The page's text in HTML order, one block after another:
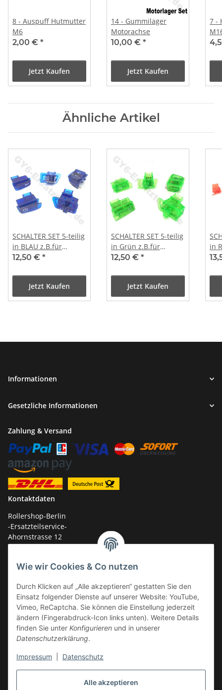
Alle akzeptieren
Wie wir Cookies & Co nutzen
Durch Klicken auf „Alle akzeptieren“ gestatten Sie den
Einsatz folgender Dienste auf unserer Website: YouTube,
Vimeo, ReCaptcha. Sie können die Einstellung jederzeit
ändern (Fingerabdruck-Icon links unten). Weitere Details
finden Sie unter Konfigurieren und in unserer
Datenschutzerklärung.
Impressum Datenschutz
8 - Auspuff Hutmutter
M6
2,00 € *
Jetzt Kaufen
14 - Gummilager
Motorachse
10,00 € *
Jetzt Kaufen
7 -
Ähnliche Artikel
SCHALTER SET 5-teilig
in BLAU z.B.für
BAOTIAN REX
12,50 € *
Jetzt Kaufen
SCHALTER SET 5-teilig
in Grün z.B.für
BAOTIAN REX
12,50 € *
Jetzt Kaufen
in
u.a.
Informationen
Gesetzliche Informationen
Zahlung & Versand
Kontaktdaten
Rollershop-Berlin
-Ersatzteilservice-
Ahornstrasse 12
14959 Trebbin
Tel.: +49 (0)33731-289 975 (10-17 Uhr)